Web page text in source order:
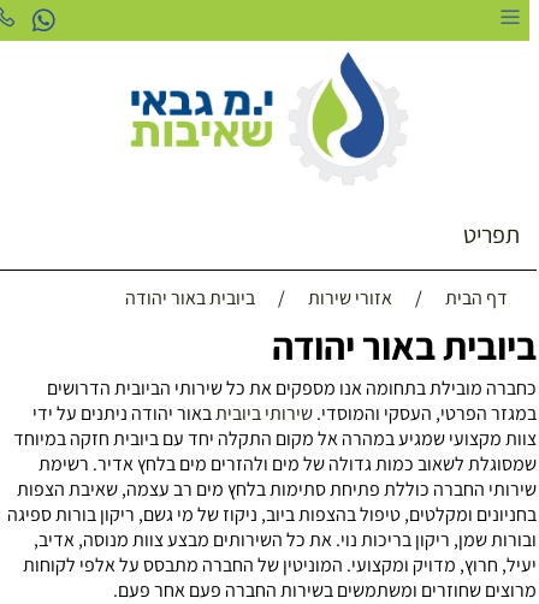
תפריט
דף הבית / אזורי שירות / ביובית באור יהודה
באור יהודה
מובילת בתחומה אנו מספקים את כל שירותי הביובית הדרושים
הפרטי, העסקי והמוסדי.שירותי ביוביתבאור יהודה ניתנים על ידי
מקצועי שמגיע במהרה אל מקום התקלה יחד עם ביובית חזקה במיוחד
לשאוב כמות גדולה של מים ולהזרים מים בלחץ אדיר. רשימת
החברה כוללת פתיחת סתימות בלחץ מים רב עצמה, שאיבת הצפות
ומקלטים, טיפול בהצפות ביוב, ניקוז של מי גשם, ריקון בורות ספיגה
שמן, ריקון בריכות נוי. את כל השירותים מבצע צוות מנוסה, אדיב,
חרוץ, מדויק ומקצועי. המוניטין של החברה מתבסס על אלפי לקוחות
שחוזרים ומשתמשים בשירות החברה פעם אחר פעם.